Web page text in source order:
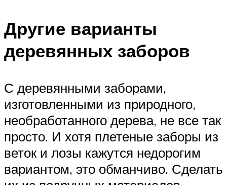
Другие варианты
деревянных заборов
С деревянными заборами,
изготовленными из природного,
необработанного дерева, не все так
просто. И хотя плетеные заборы из
веток и лозы кажутся недорогим
вариантом, это обманчиво. Сделать